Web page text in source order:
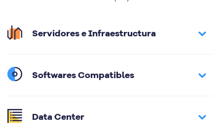
Servidores e Infraestructura
Softwares Compatibles
Data Center